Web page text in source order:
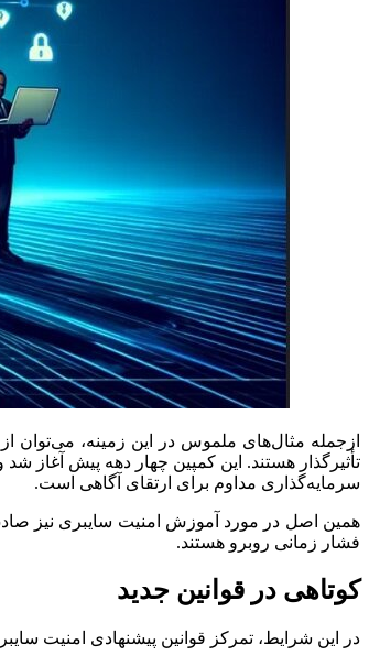
ازجمله مثال‌های ملموس در این زمینه، می‌توان
تأثیرگذار هستند. این کمپین چهار دهه پیش آغاز
سرمایه‌گذاری مداوم برای ارتقای آگاهی است.
همین اصل در مورد آموزش امنیت سایبری نیز صادق
فشار زمانی روبرو هستند.
کوتاهی در قوانین جدید
در این شرایط، تمرکز قوانین پیشنهادی امنیت